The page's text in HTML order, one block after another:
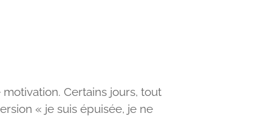
Certains jours, tout
« je suis épuisée, je ne